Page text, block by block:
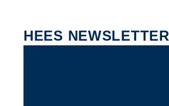
HEES NEWSLETTER